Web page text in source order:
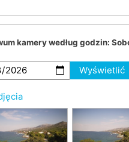
kamery według godzin:
Wyświetlić